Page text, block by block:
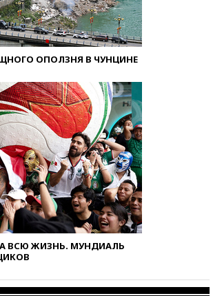
ОПОЛЗНЯ В ЧУНЦИНЕ
ВСЮ ЖИЗНЬ. МУНДИАЛЬ